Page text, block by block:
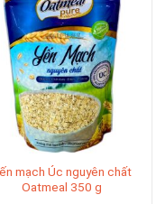
mạch Úc nguyên chất
Oatmeal 350 g